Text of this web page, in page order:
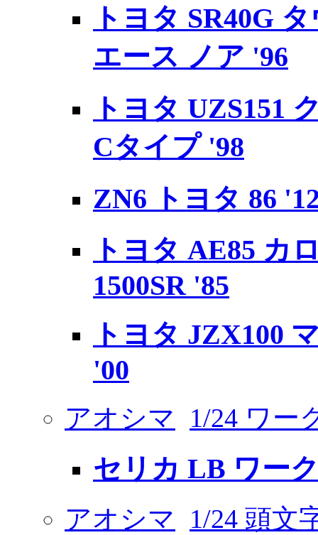
トヨタ SR40G
エース ノア '96
トヨタ UZS151
Cタイプ '98
ZN6 トヨタ 86
トヨタ AE85 カ
1500SR '85
トヨタ JZX100
'00
アオシマ 1/24 ワー
セリカ LB ワー
アオシマ 1/24 頭文